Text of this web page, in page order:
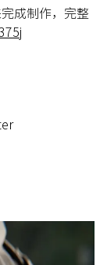
成制作，完整